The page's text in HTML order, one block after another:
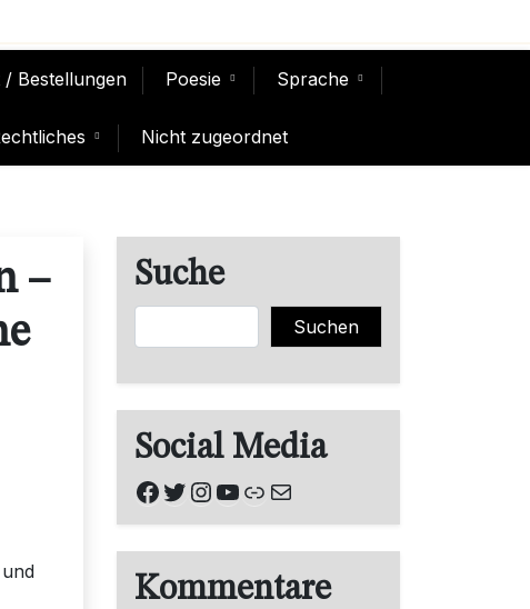
Bestellungen Poesie Sprache
Nicht zugeordnet
–
Suche
Suchen Suchen
Social Media
Facebook
Twitter
Instagram
YouTube
Link
E-Mail
Kommentare